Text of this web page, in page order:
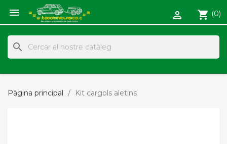
 shopping_cart (0)

search
Pàgina principal Kit cargols aletins